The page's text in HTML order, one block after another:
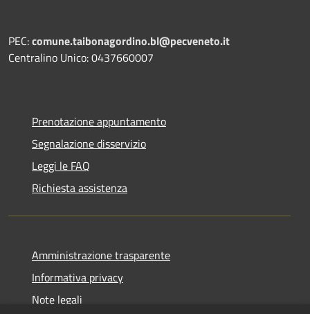
PEC:comune.taibonagordino.bl@pecveneto.it
Centralino Unico: 0437660007
Prenotazione appuntamento
Segnalazione disservizio
Leggi le FAQ
Richiesta assistenza
Amministrazione trasparente
Informativa privacy
Note legali